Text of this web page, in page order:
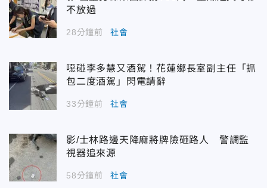
不放過
28分鐘前 社會
噁碰李多慧又酒駕！花蓮鄉長室副主任「抓
包二度酒駕」閃電請辭
33分鐘前 社會
影/士林路邊天降麻將牌險砸路人 警調監
視器追來源
58分鐘前 社會